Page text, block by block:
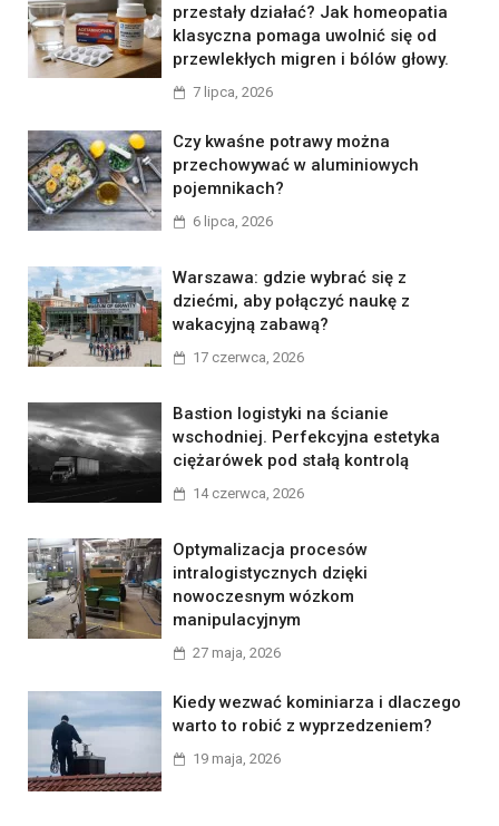
przestały działać? Jak homeopatia
klasyczna pomaga uwolnić się od
przewlekłych migren i bólów głowy.
7 lipca, 2026
Czy kwaśne potrawy można
przechowywać w aluminiowych
pojemnikach?
6 lipca, 2026
Warszawa: gdzie wybrać się z
dziećmi, aby połączyć naukę z
wakacyjną zabawą?
17 czerwca, 2026
Bastion logistyki na ścianie
wschodniej. Perfekcyjna estetyka
ciężarówek pod stałą kontrolą
14 czerwca, 2026
Optymalizacja procesów
intralogistycznych dzięki
nowoczesnym wózkom
manipulacyjnym
27 maja, 2026
Kiedy wezwać kominiarza i dlaczego
warto to robić z wyprzedzeniem?
19 maja, 2026